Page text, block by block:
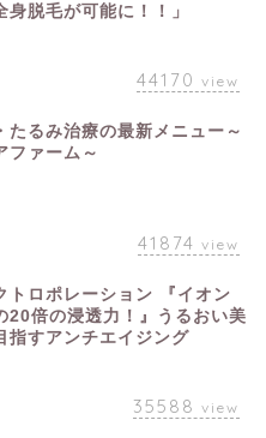
身脱毛が可能に！！」
44170 view
たるみ治療の最新メニュー～
ファーム～
41874 view
トロポレーション 『イオン
20倍の浸透力！』うるおい美
指すアンチエイジング
35588 view